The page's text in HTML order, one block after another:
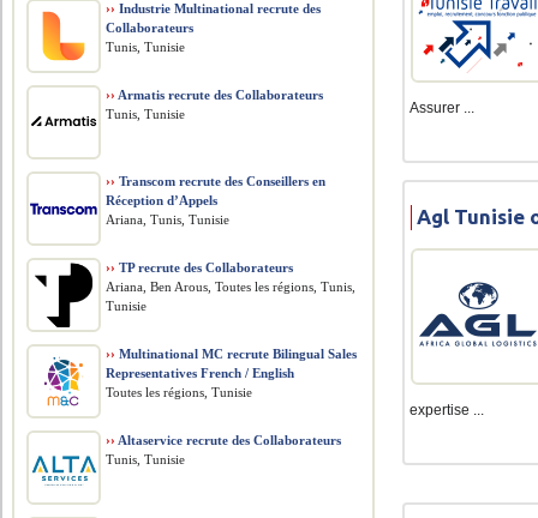
Assurer ...
Agl Tunisie
expertise ...
›› Industrie Multinational recrute des
Collaborateurs
Tunis, Tunisie
›› Armatis recrute des Collaborateurs
Tunis, Tunisie
›› Transcom recrute des Conseillers en
Réception d’Appels
Ariana, Tunis, Tunisie
›› TP recrute des Collaborateurs
Ariana, Ben Arous, Toutes les régions, Tunis,
Tunisie
›› Multinational MC recrute Bilingual Sales
Representatives French / English
Toutes les régions, Tunisie
›› Altaservice recrute des Collaborateurs
Tunis, Tunisie